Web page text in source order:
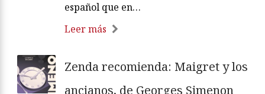
español que en…
Leer más
Zenda recomienda: Maigret y los
ancianos, de Georges Simenon